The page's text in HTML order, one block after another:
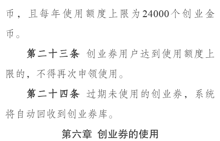
币，且每年使用额度上限为 24000个创业金
币。
第二十三条 创业券用户达到使用额度上
限的，不得再次申领使用。
第二十四条 过期未使用的创业券，系统
将自动回收到创业券库。
第六章 创业券的使用